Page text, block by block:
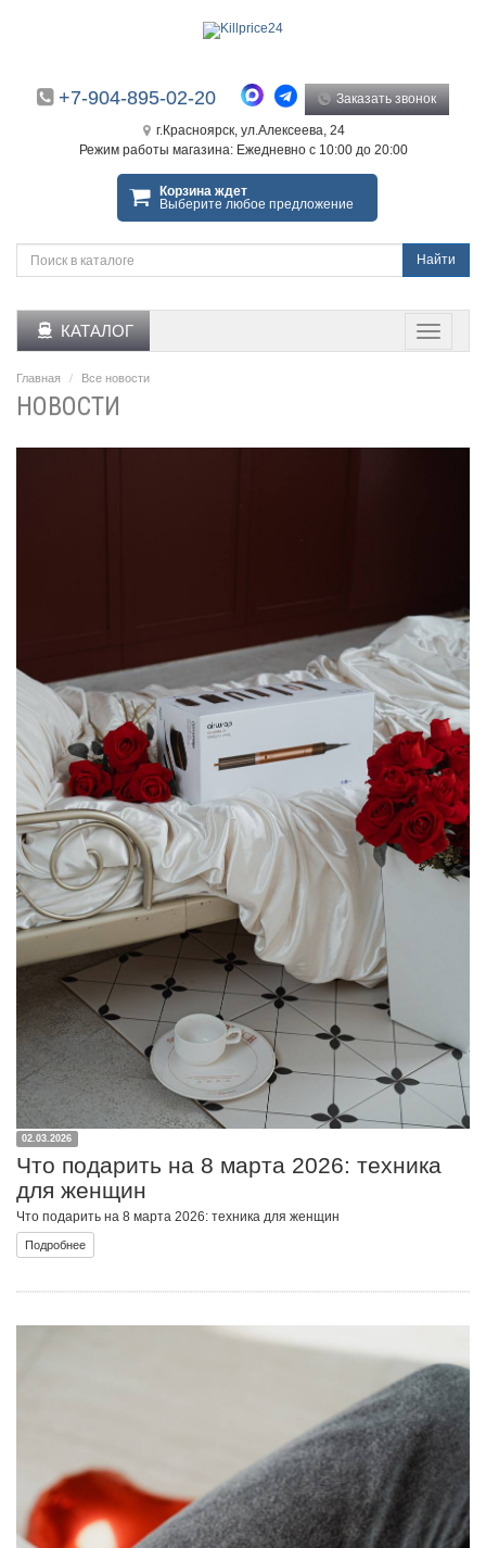
+7-904-895-02-20 Заказать звонок
г.Красноярск, ул.Алексеева, 24
Режим работы магазина: Ежедневно с 10:00 до 20:00
Корзина ждет
Выберите любое предложение
Найти
КАТАЛОГ
Главная Все новости
НОВОСТИ
02.03.2026
Что подарить на 8 марта 2026: техника
для женщин
Что подарить на 8 марта 2026: техника для женщин
Подробнее